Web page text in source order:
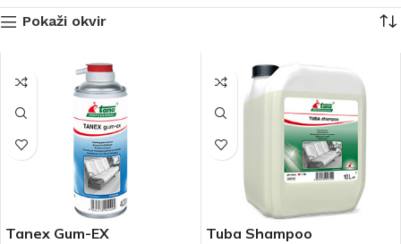
Pokaži okvir
Tanex Gum-EX Tuba Shampoo